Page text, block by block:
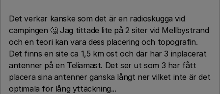
Det verkar kanske som det är en radioskugga vid
campingen 🤔 Jag tittade lite på 2 siter vid Mellbystrand
och en teori kan vara dess placering och topografin.
Det finns en site ca 1,5 km ost och där har 3 inplacerat
antenner på en Teliamast. Det ser ut som 3 har fått
placera sina antenner ganska långt ner vilket inte är det
optimala för lång yttäckning...